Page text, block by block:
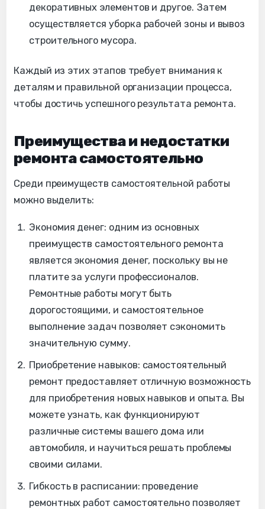
декоративных элементов и другое. Затем
осуществляется уборка рабочей зоны и вывоз
строительного мусора.
Каждый из этих этапов требует внимания к
деталям и правильной организации процесса,
чтобы достичь успешного результата ремонта.
Преимущества и недостатки
ремонта самостоятельно
Среди преимуществ самостоятельной работы
можно выделить:
Экономия денег: одним из основных
преимуществ самостоятельного ремонта
является экономия денег, поскольку вы не
платите за услуги профессионалов.
Ремонтные работы могут быть
дорогостоящими, и самостоятельное
выполнение задач позволяет сэкономить
значительную сумму.
Приобретение навыков: самостоятельный
ремонт предоставляет отличную возможность
для приобретения новых навыков и опыта. Вы
можете узнать, как функционируют
различные системы вашего дома или
автомобиля, и научиться решать проблемы
своими силами.
Гибкость в расписании: проведение
ремонтных работ самостоятельно позволяет